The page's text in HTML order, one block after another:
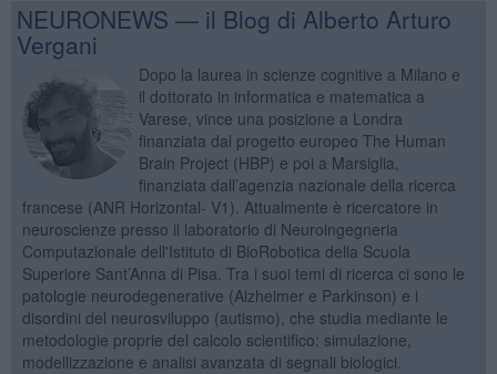
NEURONEWS — il Blog di Alberto Arturo
Vergani
Dopo la laurea in scienze cognitive a Milano e
il dottorato in informatica e matematica a
Varese, vince una posizione a Londra
finanziata dal progetto europeo The Human
Brain Project (HBP) e poi a Marsiglia,
finanziata dall’agenzia nazionale della ricerca
francese (ANR Horizontal- V1). Attualmente è ricercatore in
neuroscienze presso il laboratorio di Neuroingegneria
Computazionale dell'Istituto di BioRobotica della Scuola
Superiore Sant’Anna di Pisa. Tra i suoi temi di ricerca ci sono le
patologie neurodegenerative (Alzheimer e Parkinson) e i
disordini del neurosviluppo (autismo), che studia mediante le
metodologie proprie del calcolo scientifico: simulazione,
modellizzazione e analisi avanzata di segnali biologici.